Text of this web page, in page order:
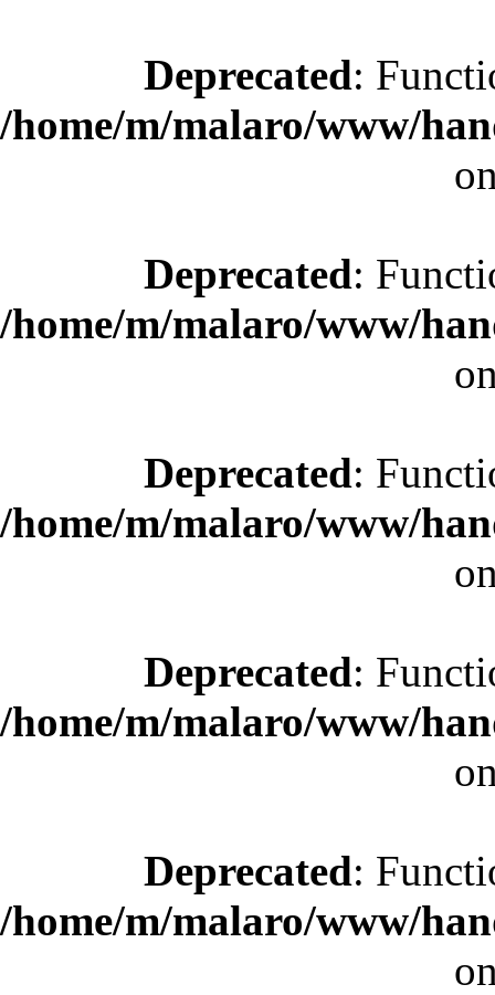
Deprecated:
/home/m/malaro/www/
Deprecated:
/home/m/malaro/www/
Deprecated:
/home/m/malaro/www/
Deprecated:
/home/m/malaro/www/
Deprecated:
/home/m/malaro/www/